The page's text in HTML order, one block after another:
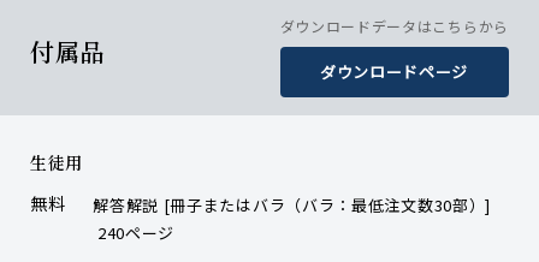
付属品
ダウンロードデータはこちらから
ダウンロードページ
生徒用
無料
解答解説 [冊子またはバラ（バラ：最低注文数30部）]
240ページ